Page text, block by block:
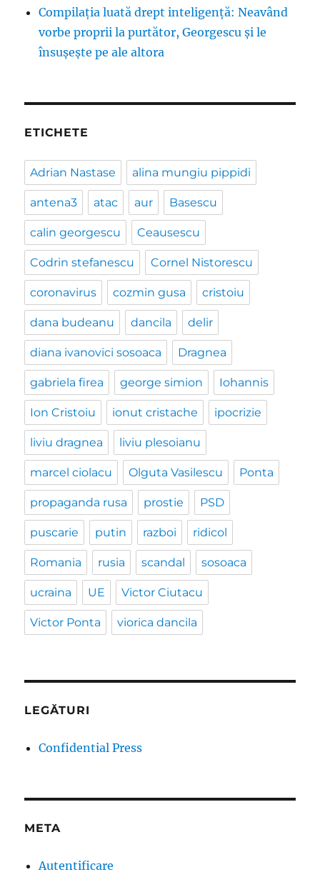
Compilația luată drept inteligență: Neavând
vorbe proprii la purtător, Georgescu și le
însușește pe ale altora
ETICHETE
Adrian Nastase alina mungiu pippidi
antena3 atac aur Basescu
calin georgescu Ceausescu
Codrin stefanescu Cornel Nistorescu
coronavirus cozmin gusa cristoiu
dana budeanu dancila delir
diana ivanovici sosoaca Dragnea
gabriela firea george simion Iohannis
Ion Cristoiu ionut cristache ipocrizie
liviu dragnea liviu plesoianu
marcel ciolacu Olguta Vasilescu Ponta
propaganda rusa prostie PSD
puscarie putin razboi ridicol
Romania rusia scandal sosoaca
ucraina UE Victor Ciutacu
Victor Ponta viorica dancila
LEGĂTURI
Confidential Press
META
Autentificare